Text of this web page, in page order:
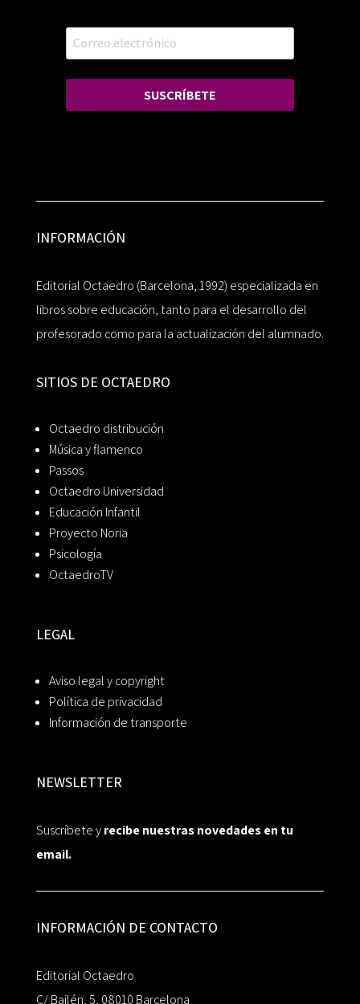
SUSCRÍBETE
INFORMACIÓN
Editorial Octaedro (Barcelona, 1992) especializada en
libros sobre educación, tanto para el desarrollo del
profesorado como para la actualización del alumnado.
SITIOS DE OCTAEDRO
Octaedro distribución
Música y flamenco
Passos
Octaedro Universidad
Educación Infantil
Proyecto Noria
Psicología
OctaedroTV
LEGAL
Aviso legal y copyright
Política de privacidad
Información de transporte
NEWSLETTER
Suscríbete yrecibe nuestras novedades en tu
email.
INFORMACIÓN DE CONTACTO
Editorial Octaedro
C/ Bailén, 5, 08010 Barcelona